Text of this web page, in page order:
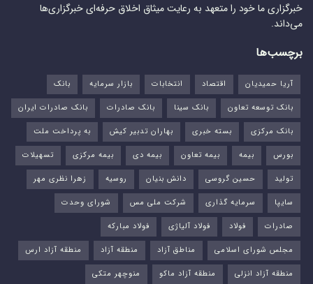
خبرگزاری ما خود را متعهد به رعایت میثاق اخلاق حرفه‌ای خبرگزاری‌ها
می‌داند.
برچسب‌ها
آریا حمیدیان اقتصاد انتخابات بازار سرمایه
بانک
بانک توسعه تعاون
بانک سینا بانک صادرات
بانک صادرات ایران
بانک مرکزی
بسته خبری بهاران تدبیر کیش
به پرداخت ملت
بورس‌
بیمه بیمه تعاون بیمه دی بیمه مرکزی
تسهیلات
تولید
حسین گروسی دانش بنیان روسیه
زهرا نظری مهر
سایپا
سرمایه گذاری شرکت ملی مس
شورای وحدت
صادرات
فولاد فولاد آلیاژی
فولاد مبارکه
مجلس شورای اسلامی
مناطق آزاد منطقه آزاد
منطقه آزاد ارس
منطقه آزاد انزلی
منطقه آزاد ماکو منوچهر متکی